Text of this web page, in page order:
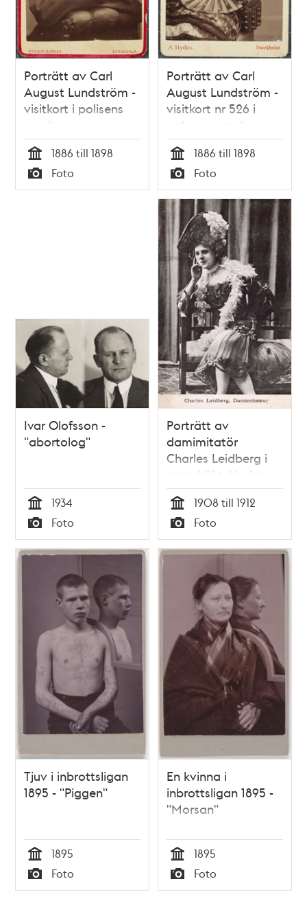
Porträtt av Carl
August Lundström -
visitkort i polisens
samlingar
Tid
1886 till 1898
Typ
Foto
Porträtt av Carl
August Lundström -
visitkort nr 526 i
polisens samlingar
Tid
1886 till 1898
Typ
Foto
Ivar Olofsson -
"abortolog"
Tid
1934
Typ
Foto
Porträtt av
damimitatör
Charles Leidberg i
scendräkt. Under
flera år uppträdde
Karl (Carl) Johan
Lidberg
(Liedberg/Leidberg)
som så kallad
"damimitatör" på
varietéer och
marknader.
Tid
1908 till 1912
Typ
Foto
Tjuv i inbrottsligan
1895 - "Piggen"
Tid
1895
Typ
Foto
En kvinna i
inbrottsligan 1895 -
"Morsan"
Tid
1895
Typ
Foto